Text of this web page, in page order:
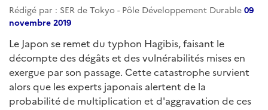
Catégories
:
japon
japon-developpementdurable
energies-fossiles
environnement
climat
actualites-developpementdurable-japon